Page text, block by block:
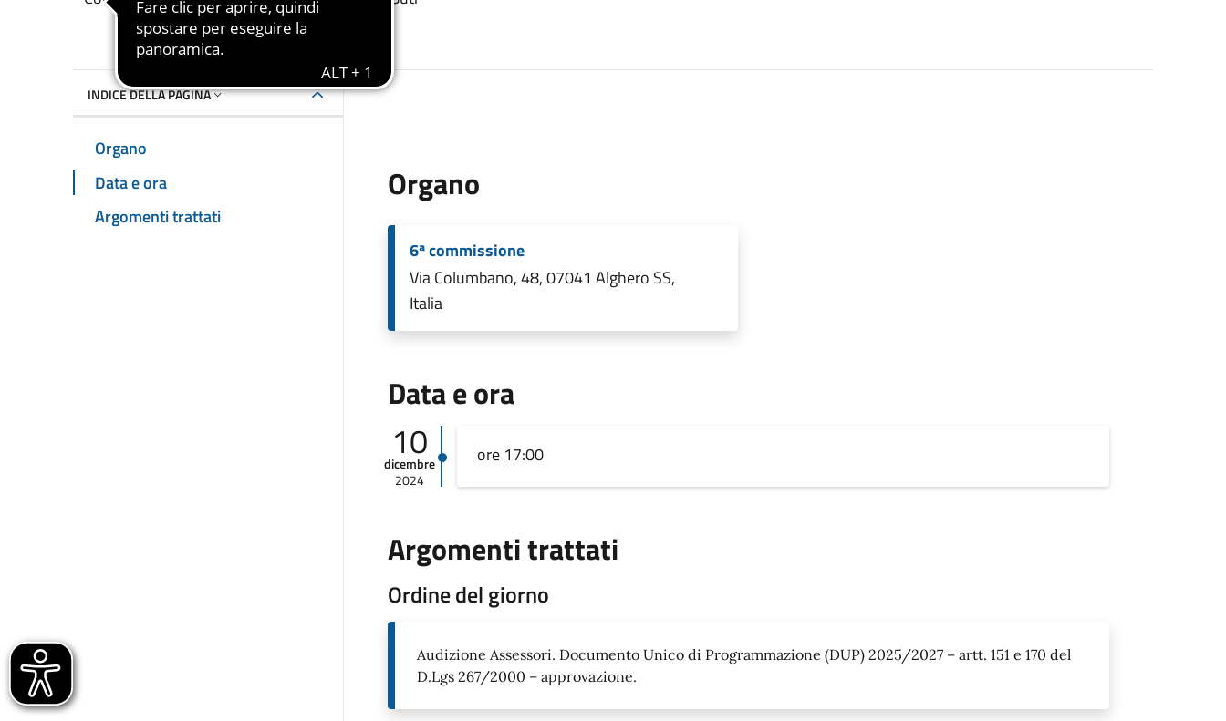
INDICE DELLA PAGINA
Organo
Data e ora
Argomenti trattati
Organo
6ª commissione
Via Columbano, 48, 07041 Alghero SS,
Italia
Data e ora
10
dicembre
2024
ore 17:00
Argomenti trattati
Ordine del giorno
Audizione Assessori. Documento Unico di Programmazione (DUP) 2025/2027 – artt. 151 e 170 del
D.Lgs 267/2000 – approvazione.